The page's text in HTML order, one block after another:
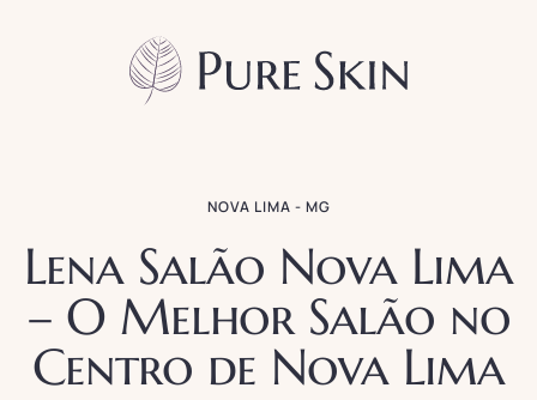
NOVA LIMA - MG
Lena Salão Nova Lima
– O Melhor Salão no
Centro de Nova Lima